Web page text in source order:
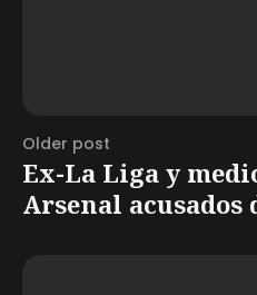
Older post
Ex-La Liga y
Arsenal acusados